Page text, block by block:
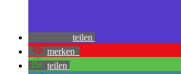
teilen
merken
teilen